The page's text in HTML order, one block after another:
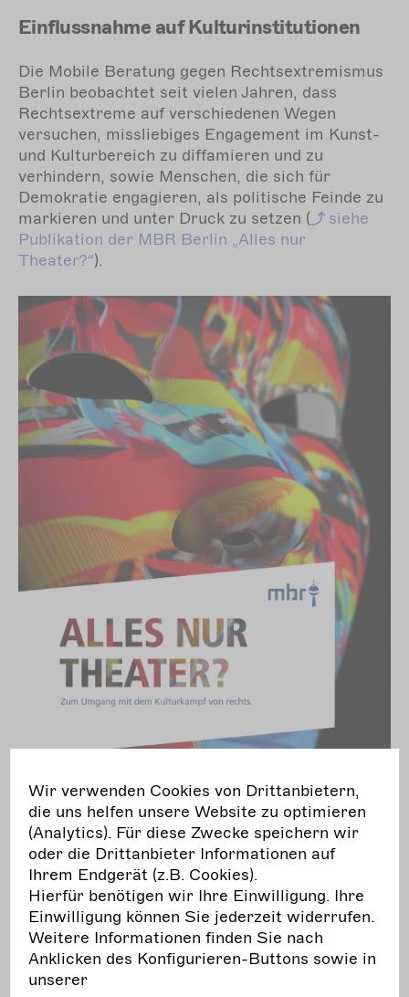
Einflussnahme auf Kulturinstitutionen
Die Mobile Beratung gegen Rechtsextremismus
Berlin beobachtet seit vielen Jahren, dass
Rechtsextreme auf verschiedenen Wegen
versuchen, missliebiges Engagement im Kunst-
und Kulturbereich zu diffamieren und zu
verhindern, sowie Menschen, die sich für
Demokratie engagieren, als politische Feinde zu
markieren und unter Druck zu setzen (
siehe
Publikation der MBR Berlin „Alles nur
Theater?“).
© Mobile Beratung gegen Rechtsextremismus Berlin
Ein häufig genutztes Mittel ist die Einflussnahme
auf Förderstrukturen. Vor allem die AfD stellt
gezielt parlamentarische Anfragen zu den
Finanzierungsmodellen von Kulturprojekten, um
vermeintliche „linke Netzwerke“ oder
Wir verwenden Cookies von Drittanbietern,
die uns helfen unsere Website zu optimieren
(Analytics). Für diese Zwecke speichern wir
oder die Drittanbieter Informationen auf
Ihrem Endgerät (z.B. Cookies).
Hierfür benötigen wir Ihre Einwilligung. Ihre
Einwilligung können Sie jederzeit widerrufen.
Weitere Informationen finden Sie nach
Anklicken des Konfigurieren-Buttons sowie in
unserer